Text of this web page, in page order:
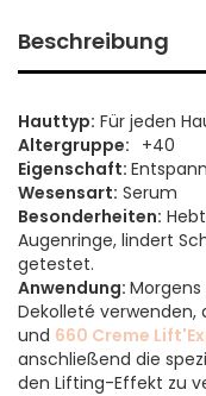
Beschreibung
Hauttyp: Für jeden
Altergruppe: +40
Eigenschaft:
Wesensart: Serum
Besonderheiten:
Augenringe, lindert
getestet.
​Anwendung:
Dekolleté verwenden,
und 660 Creme
anschließend die
den Lifting-Effekt zu